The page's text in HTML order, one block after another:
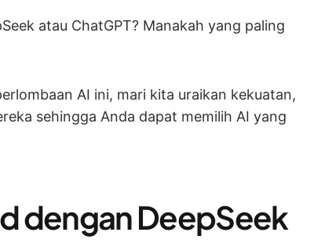
atau ChatGPT? Manakah yang paling
AI ini, mari kita uraikan kekuatan,
sehingga Anda dapat memilih AI yang
dengan DeepSeek